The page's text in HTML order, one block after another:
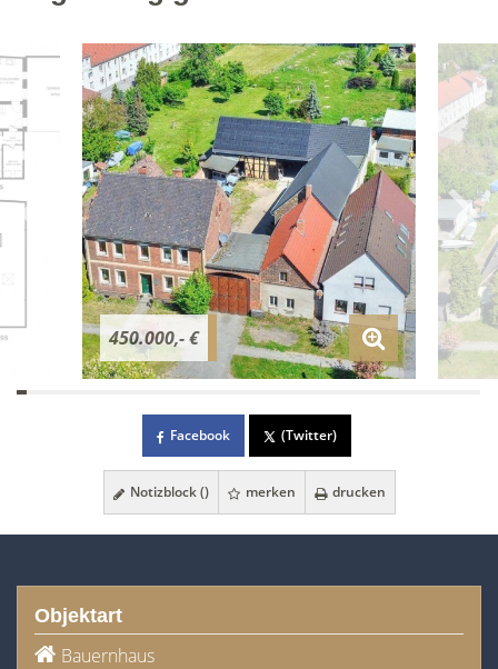
450.000,- €
Facebook (Twitter)
Notizblock () merken drucken
Objektart
Bauernhaus